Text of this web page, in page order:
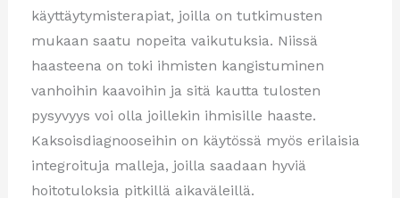
käyttäytymisterapiat, joilla on tutkimusten
mukaan saatu nopeita vaikutuksia. Niissä
haasteena on toki ihmisten kangistuminen
vanhoihin kaavoihin ja sitä kautta tulosten
pysyvyys voi olla joillekin ihmisille haaste.
Kaksoisdiagnooseihin on käytössä myös erilaisia
integroituja malleja, joilla saadaan hyviä
hoitotuloksia pitkillä aikaväleillä.